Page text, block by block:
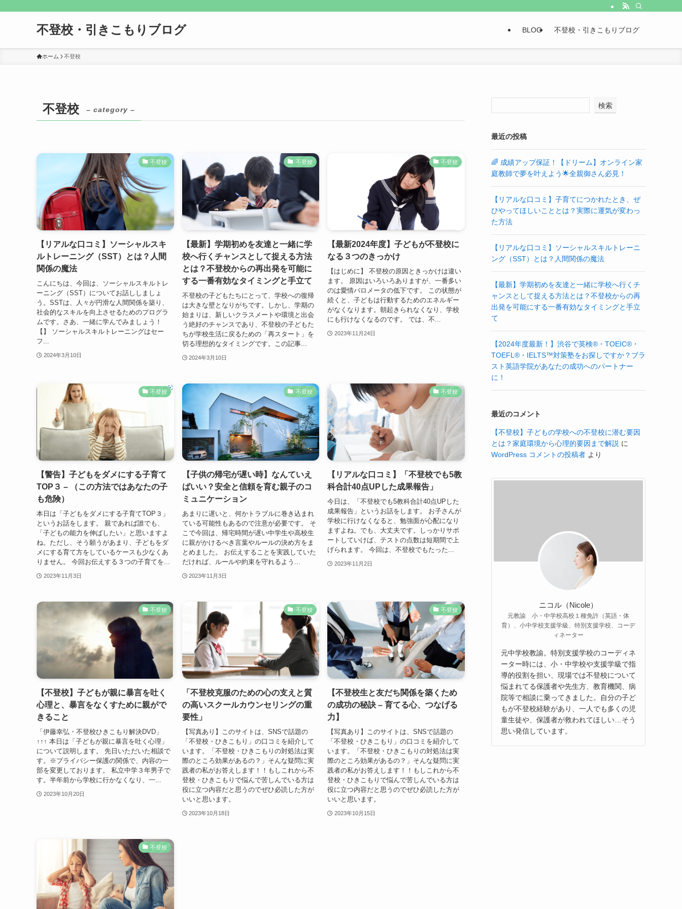
不登校・引きこもりブログ BLOG 不登校・引きこもりブログ
ホーム 不登校
不登校 – category –
不登校
【リアルな口コミ】ソーシャルスキ
ルトレーニング（SST）とは？人間
関係の魔法
こんにちは、今回は、ソーシャルスキルトレ
ーニング（SST）についてお話ししましょ
う。SSTは、人々が円滑な人間関係を築り、
社会的なスキルを向上させるためのプログラ
ムです。さあ、一緒に学んでみましょう！
【】 ソーシャルスキルトレーニングはセー
フ...
2024年3月10日
不登校
【最新】学期初めを友達と一緒に学
校へ行くチャンスとして捉える方法
とは？不登校からの再出発を可能に
する一番有効なタイミングと手立て
不登校の子どもたちにとって、学校への復帰
は大きな壁となりがちです。しかし、学期の
始まりは、新しいクラスメートや環境と出会
う絶好のチャンスであり、不登校の子どもた
ちが学校生活に戻るための「再スタート」を
切る理想的なタイミングです。この記事...
2024年3月10日
不登校
【最新2024年度】子どもが不登校に
なる３つのきっかけ
【はじめに】 不登校の原因ときっかけは違い
ます。 原因はいろいろありますが、一番多い
のは愛情バロメータの低下です。 この状態が
続くと、子どもは行動するためのエネルギー
がなくなります。朝起きられなくなり、学校
にも行けなくなるのです。 では、不...
2023年11月24日
不登校
【警告】子どもをダメにする子育て
TOP３ – （この方法ではあなたの子
も危険）
本日は「子どもをダメにする子育てTOP３」
というお話をします。 親であれば誰でも、
「子どもの能力を伸ばしたい」と思いますよ
ね。ただし、そう願うがあまり、子どもをダ
メにする育て方をしているケースも少なくあ
りません。 今回お伝えする３つの子育てを...
2023年11月3日
不登校
【子供の帰宅が遅い時】なんていえ
ばいい？安全と信頼を育む親子のコ
ミュニケーション
あまりに遅いと、何かトラブルに巻き込まれ
ている可能性もあるので注意が必要です。 そ
こで今回は、帰宅時間が遅い中学生や高校生
に親がかけるべき言葉やルールの決め方をま
とめました。 お伝えすることを実践していた
だければ、ルールや約束を守れるよう...
2023年11月3日
不登校
【リアルな口コミ】「不登校でも5教
科合計40点UPした成果報告」
今日は、「不登校でも5教科合計40点UPした
成果報告」というお話をします。 お子さんが
学校に行けなくなると、勉強面が心配になり
ますよね。でも、大丈夫です。しっかりサポ
ートしていけば、テストの点数は短期間で上
げられます。 今回は、不登校でもたった...
2023年11月2日
不登校
【不登校】子どもが親に暴言を吐く
心理と、暴言をなくすために親がで
きること
「伊藤幸弘・不登校ひきこもり解決DVD」
↑↑↑ 本日は「子どもが親に暴言を吐く心理」
について説明します。 先日いただいた相談で
す。※プライバシー保護の関係で、内容の一
部を変更しております。 私立中学３年男子で
す。半年前から学校に行かなくなり、一...
2023年10月20日
不登校
「不登校克服のための心の支えと質
の高いスクールカウンセリングの重
要性」
【写真あり】このサイトは、SNSで話題の
「不登校・ひきこもり」の口コミを紹介して
います。「不登校・ひきこもりの対処法は実
際のところ効果があるの？」そんな疑問に実
践者の私がお答えします！！もしこれから不
登校・ひきこもりで悩んで苦しんでいる方は
役に立つ内容だと思うのでぜひ必読した方が
いいと思います。
2023年10月18日
不登校
【不登校生と友だち関係を築くため
の成功の秘訣 – 育てる心、つなげる
力】
【写真あり】このサイトは、SNSで話題の
「不登校・ひきこもり」の口コミを紹介して
います。「不登校・ひきこもりの対処法は実
際のところ効果があるの？」そんな疑問に実
践者の私がお答えします！！もしこれから不
登校・ひきこもりで悩んで苦しんでいる方は
役に立つ内容だと思うのでぜひ必読した方が
いいと思います。
2023年10月15日
不登校
検索
最近の投稿
🌈 成績アップ保証！【ドリーム】オンライン家
庭教師で夢を叶えよう🌟全親御さん必見！
【リアルな口コミ】子育てにつかれたとき、ぜ
ひやってほしいこととは？実際に運気が変わっ
た方法
【リアルな口コミ】ソーシャルスキルトレーニ
ング（SST）とは？人間関係の魔法
【最新】学期初めを友達と一緒に学校へ行くチ
ャンスとして捉える方法とは？不登校からの再
出発を可能にする一番有効なタイミングと手立
て
【2024年度最新！】渋谷で英検®・TOEIC®・
TOEFL®・IELTS™対策塾をお探しですか？ブラ
スト英語学院があなたの成功へのパートナー
に！
最近のコメント
【不登校】子どもの学校への不登校に潜む要因
とは？家庭環境から心理的要因まで解説 に
WordPress コメントの投稿者 より
ニコル（Nicole）
元教諭 小・中学校高校１種免許（英語・体
育）、小中学校支援学級、特別支援学校、コーデ
ィネーター
元中学校教諭。特別支援学校のコーディネ
ーター時には、小・中学校や支援学級で指
導的役割を担い、現場では不登校について
悩まれてる保護者や先生方、教育機関、病
院等で相談に乗ってきました。自分の子ど
もが不登校経験があり、一人でも多くの児
童生徒や、保護者が救われてほしい…そう
思い発信しています。